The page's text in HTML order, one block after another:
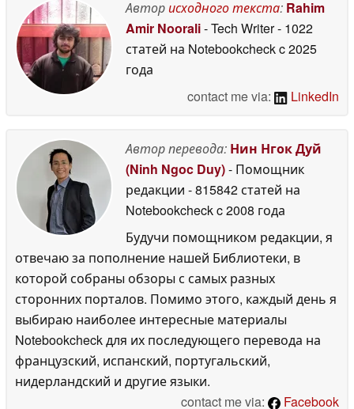
Авторисходного текста: Rahim
Amir Noorali- Tech Writer- 1022
статей на Notebookcheckc 2025
года
contact me via:
LinkedIn
Автор перевода: Нин Нгок Дуй
(Ninh Ngoc Duy)- Помощник
редакции - 815842 статей на
Notebookcheckc 2008 года
Будучи помощником редакции, я
отвечаю за пополнение нашей Библиотеки, в
которой собраны обзоры с самых разных
сторонних порталов. Помимо этого, каждый день я
выбираю наиболее интересные материалы
Notebookcheck для их последующего перевода на
французский, испанский, португальский,
нидерландский и другие языки.
contact me via:
Facebook